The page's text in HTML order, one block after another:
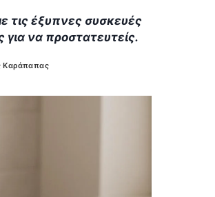
τις έξυπνες συσκευές
για να προστατευτείς.
Καράπαπας